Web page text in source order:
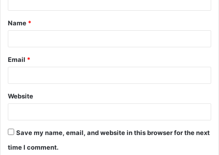
t
*
Name *
Email *
Website
Save my name, email, and website in this browser for the next
time I comment.